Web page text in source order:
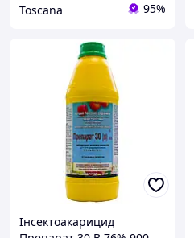
Toscana 95%
Інсектоакарицид